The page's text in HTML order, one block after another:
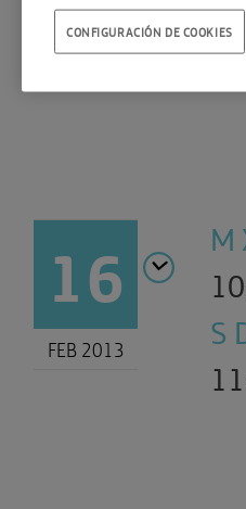
16
FEB 2013
M
S
CONFIGURACIÓN DE COOKIES